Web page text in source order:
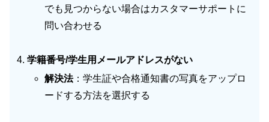
でも見つからない場合はカスタマーサポートに
問い合わせる
学籍番号/学生用メールアドレスがない
解決法：学生証や合格通知書の写真をアップロ
ードする方法を選択する